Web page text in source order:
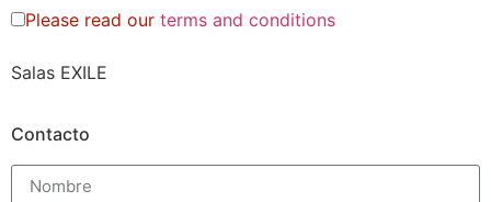
Please read our terms and conditions
Salas EXILE
Contacto